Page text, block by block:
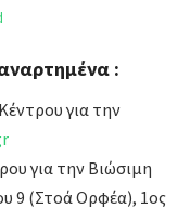
:
για την
για την Βιώσιμη
9 (Στοά Ορφέα), 1ος